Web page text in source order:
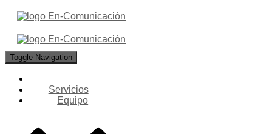
Toggle Navigation
Servicios
Equipo